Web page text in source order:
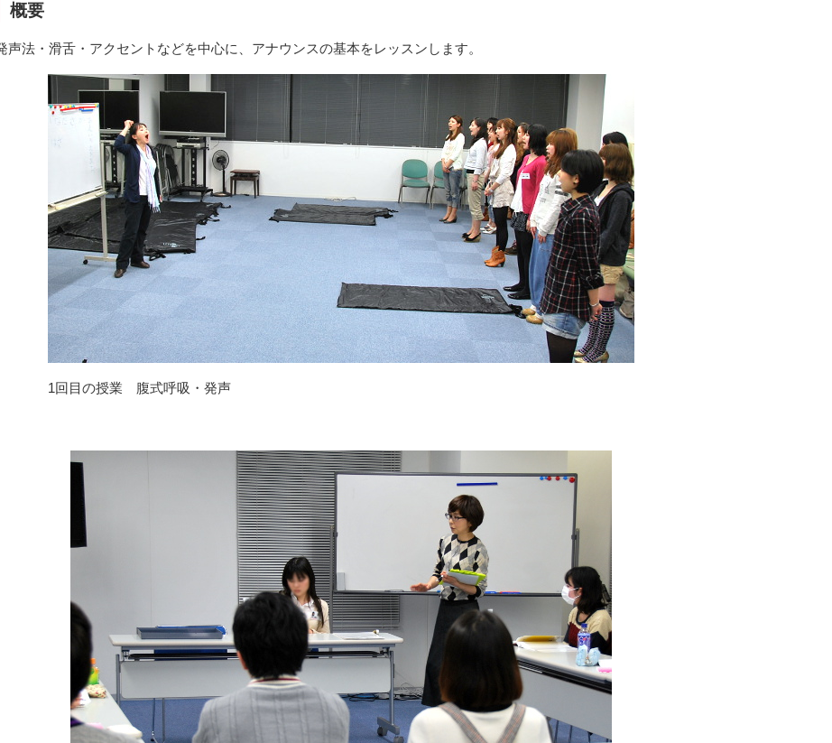
概要
声法・滑舌・アクセントなどを中心に、アナウンスの基本をレッスンします。
1回目の授業 腹式呼吸・発声